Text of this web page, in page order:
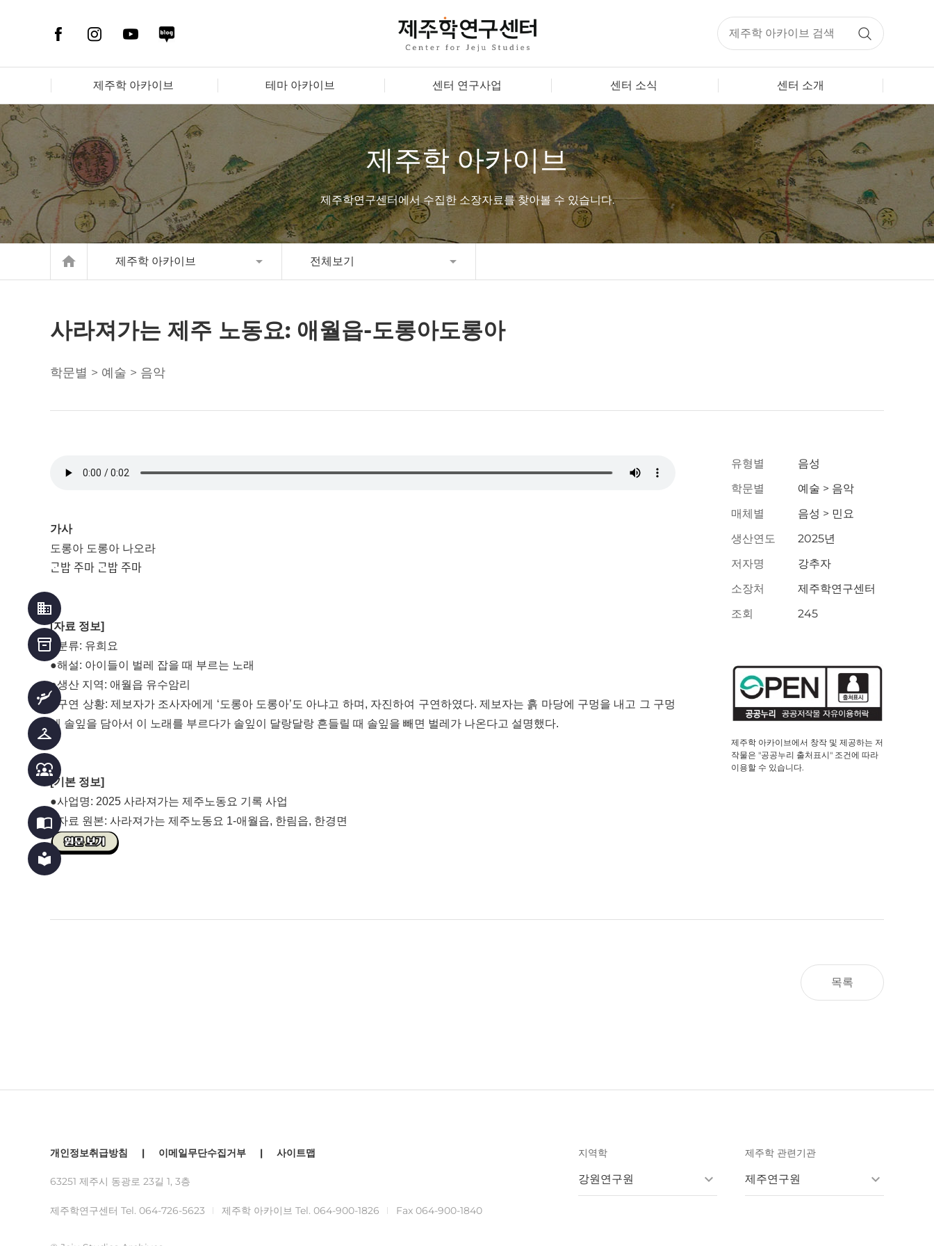
제주학 아카이브 테마 아카이브 센터 연구사업 센터 소식 센터 소개
business
inventory_2
scuba_diving
checkroom
diversity_1
import_contacts
local_library
제주학 아카이브
제주학연구센터에서 수집한 소장자료를 찾아볼 수 있습니다.
home 제주학 아카이브 전체보기
사라져가는 제주 노동요: 애월읍-도롱아도롱아
학문별 > 예술 > 음악
가사
도롱아 도롱아 나오라
ᄀᆞᆫ밥 주마 ᄀᆞᆫ밥 주마
[자료 정보]
●분류: 유희요
●해설: ​​​​​​​​​​​​​​아이들이 벌레 잡을 때 부르는 노래
●생산 지역: 애월읍 유수암리
●구연 상황: 제보자가 조사자에게 ‘도롱아 도롱아’도 아냐고 하며, 자진하여 구연하였다. 제보자는 흙 마당에 구멍을 내고 그 구멍
에 솔잎을 담아서 이 노래를 부르다가 솔잎이 달랑달랑 흔들릴 때 솔잎을 빼면 벌레가 나온다고 설명했다.
[기본 정보]
●사업명: 2025 사라져가는 제주노동요 기록 사업
●자료 원본: 사라져가는 제주노동요 1-애월읍, 한림읍, 한경면
유형별
음성
학문별
예술 > 음악
매체별
음성 > 민요
생산연도
2025년
저자명
강추자
소장처
제주학연구센터
조회
245
제주학 아카이브에서 창작 및 제공하는 저
작물은 "공공누리 출처표시" 조건에 따라
이용할 수 있습니다.
목록
개인정보취급방침 | 이메일무단수집거부 | 사이트맵
63251 제주시 동광로 23길 1, 3층
제주학연구센터 Tel. 064-726-5623 제주학 아카이브 Tel. 064-900-1826 Fax 064-900-1840
지역학
강원연구원
제주학 관련기관
제주연구원